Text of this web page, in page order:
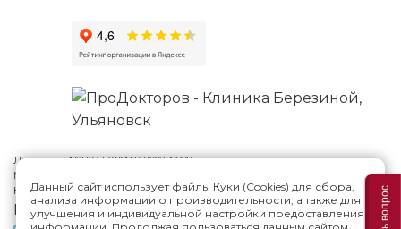
Лицензия №Л041-01188-73/00287807
Многопрофильная клиника Н.Березиной в Ульяновске
Карта сайта
Версия сайта для слабовидящих
Данный сайт использует файлы Куки (Cookies) для сбора,
анализа информации о производительности, а также для
улучшения и индивидуальной настройки предоставления